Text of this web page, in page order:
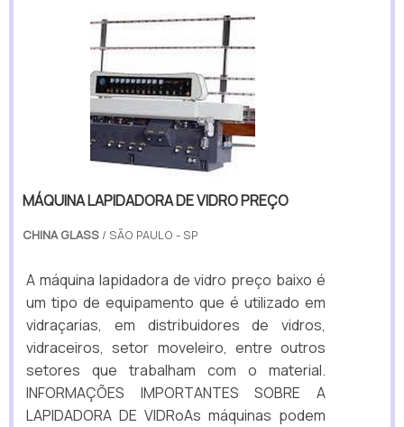
MÁQUINA LAPIDADORA DE VIDRO PREÇO
CHINA GLASS / SÃO PAULO - SP
A máquina lapidadora de vidro preço baixo é
um tipo de equipamento que é utilizado em
vidraçarias, em distribuidores de vidros,
vidraceiros, setor moveleiro, entre outros
setores que trabalham com o material.
INFORMAÇÕES IMPORTANTES SOBRE A
LAPIDADORA DE VIDRoAs máquinas podem